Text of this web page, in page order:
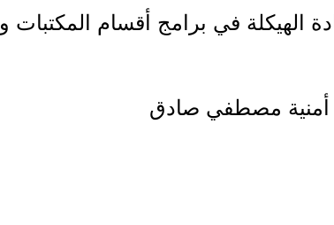
الهيكلة في برامج أقسام المكتبات و
أمنية مصطفي صادق